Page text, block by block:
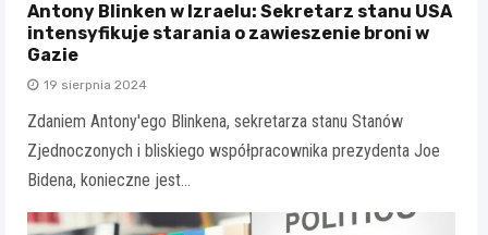
Antony Blinken w Izraelu: Sekretarz stanu USA
intensyfikuje starania o zawieszenie broni w
Gazie
19 sierpnia 2024
Zdaniem Antony'ego Blinkena, sekretarza stanu Stanów
Zjednoczonych i bliskiego współpracownika prezydenta Joe
Bidena, konieczne jest…